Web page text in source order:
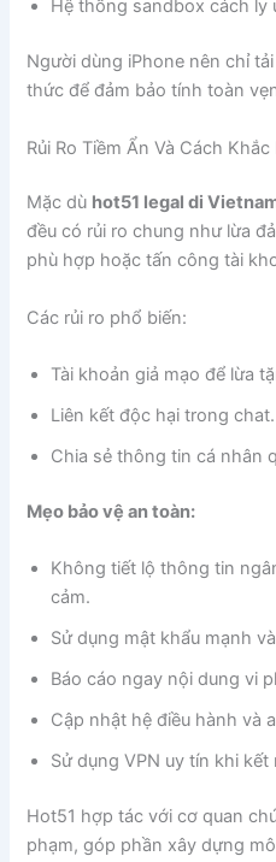
Hệ thống sandbox cách ly
Người dùng iPhone nên chỉ
thức để đảm bảo tính toàn
Rủi Ro Tiềm Ẩn Và Cách Khắc
Mặc dù hot51 legal di
đều có rủi ro chung như lừa
phù hợp hoặc tấn công tài
Các rủi ro phổ biến:
Tài khoản giả mạo để lừa
Liên kết độc hại trong chat.
Chia sẻ thông tin cá nhân
Mẹo bảo vệ an toàn:
Không tiết lộ thông tin
cảm.
Sử dụng mật khẩu mạnh
Báo cáo ngay nội dung vi
Cập nhật hệ điều hành và
Sử dụng VPN uy tín khi
Hot51 hợp tác với cơ quan
phạm, góp phần xây dựng